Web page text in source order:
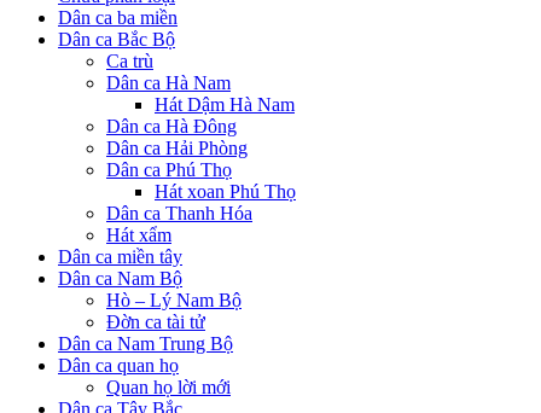
Dân ca ba miền
Dân ca Bắc Bộ
Ca trù
Dân ca Hà Nam
Hát Dậm Hà Nam
Dân ca Hà Đông
Dân ca Hải Phòng
Dân ca Phú Thọ
Hát xoan Phú Thọ
Dân ca Thanh Hóa
Hát xẩm
Dân ca miền tây
Dân ca Nam Bộ
Hò – Lý Nam Bộ
Đờn ca tài tử
Dân ca Nam Trung Bộ
Dân ca quan họ
Quan họ lời mới
Dân ca Tây Bắc